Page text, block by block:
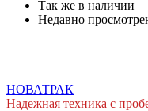
Так же в наличии
Недавно
НОВАТРАК
Надежная техника с